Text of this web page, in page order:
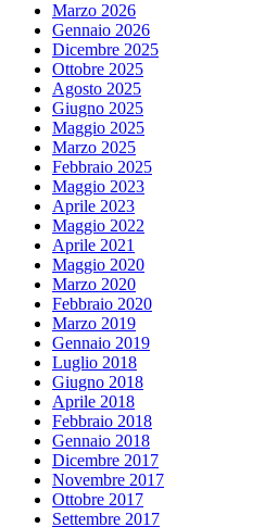
Marzo 2026
Gennaio 2026
Dicembre 2025
Ottobre 2025
Agosto 2025
Giugno 2025
Maggio 2025
Marzo 2025
Febbraio 2025
Maggio 2023
Aprile 2023
Maggio 2022
Aprile 2021
Maggio 2020
Marzo 2020
Febbraio 2020
Marzo 2019
Gennaio 2019
Luglio 2018
Giugno 2018
Aprile 2018
Febbraio 2018
Gennaio 2018
Dicembre 2017
Novembre 2017
Ottobre 2017
Settembre 2017